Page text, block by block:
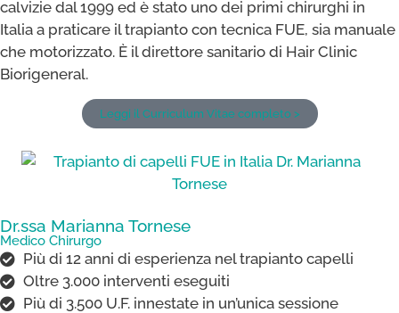
calvizie dal 1999 ed è stato uno dei primi chirurghi in
Italia a praticare il trapianto con tecnica FUE, sia manuale
che motorizzato. È il direttore sanitario di Hair Clinic
Biorigeneral.
Leggi il Curriculum Vitae completo >
Dr.ssa Marianna Tornese​
Medico Chirurgo
Più di 12 anni di esperienza nel trapianto capelli
Oltre 3.000 interventi eseguiti
Più di 3.500 U.F. innestate in un’unica sessione